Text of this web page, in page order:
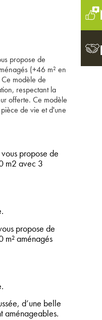
propose de
(+46 m² en
modèle de
respectant la
offerte. Ce modèle
de vie et d'une
propose de
m2 avec 3
propose de
m² aménagés
d’une belle
aménageables.